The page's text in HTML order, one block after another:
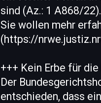
sind (Az.: 1 A868/22).
Sie wollen mehr
(https://
+++ Kein Erbe für die
Der
entschieden, dass